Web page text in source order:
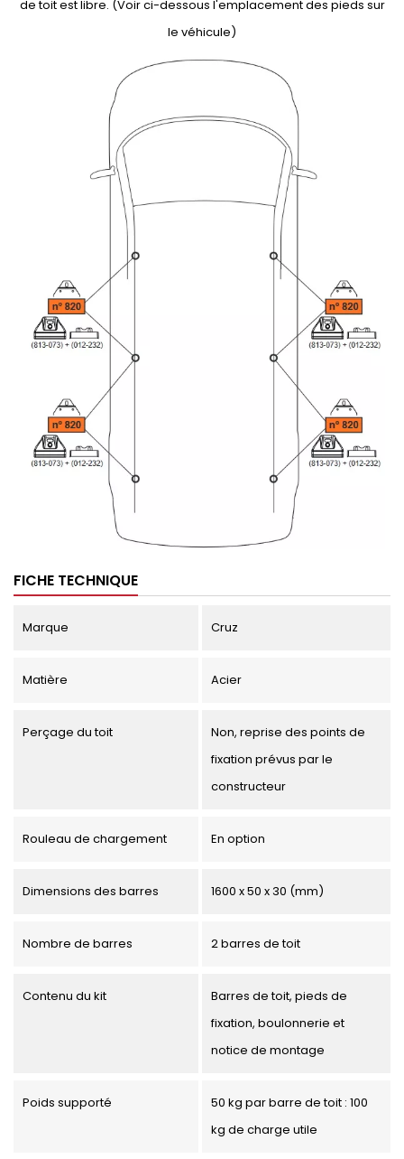
de toit est libre. (Voir ci-dessous l'emplacement des pieds sur
le véhicule)
FICHE TECHNIQUE
Marque Cruz
Matière Acier
Perçage du toit
Non, reprise des points de
fixation prévus par le
constructeur
Rouleau de chargement En option
Dimensions des barres 1600 x 50 x 30 (mm)
Nombre de barres 2 barres de toit
Contenu du kit
Barres de toit, pieds de
fixation, boulonnerie et
notice de montage
Poids supporté
50 kg par barre de toit : 100
kg de charge utile